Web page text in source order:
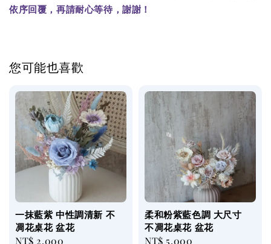
依序回覆，再請耐心等待，謝謝！
您可能也喜歡
一抹藍紫 中性調清新 不
凋花桌花 盆花
Regular
NT$ 2,000
柔和粉紫藍色調 大尺寸
不凋花桌花 盆花
Regular
NT$ 5,000